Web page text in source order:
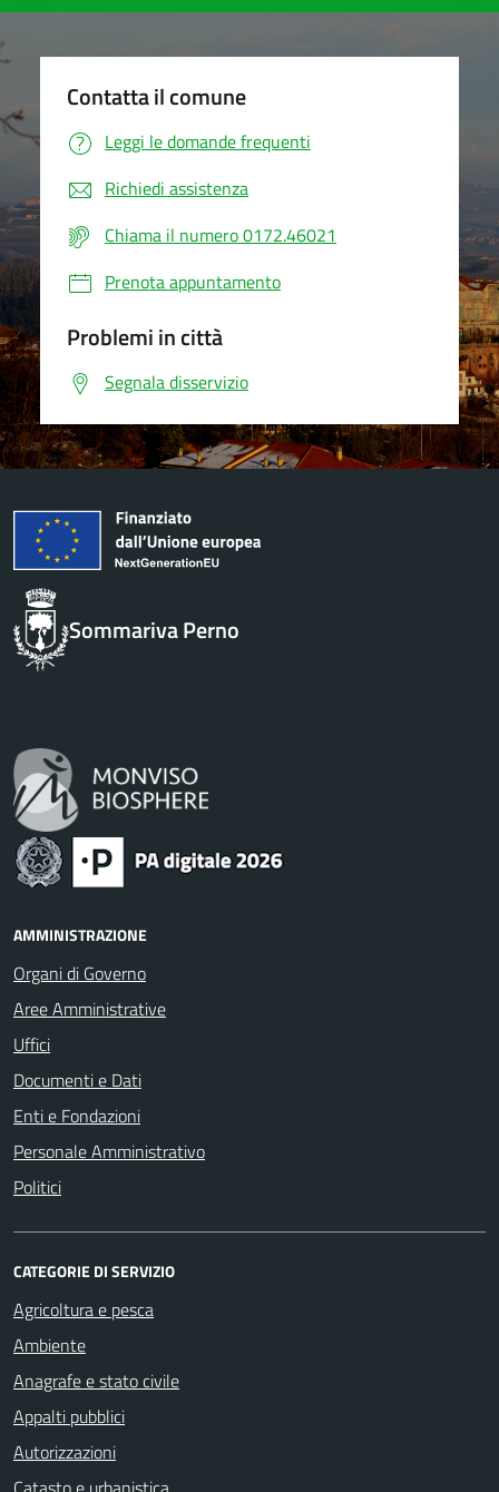
Contatta il comune
Leggi le domande frequenti
Richiedi assistenza
Chiama il numero 0172.46021
Prenota appuntamento
Problemi in città
Segnala disservizio
Sommariva Perno
AMMINISTRAZIONE
Organi di Governo
Aree Amministrative
Uffici
Documenti e Dati
Enti e Fondazioni
Personale Amministrativo
Politici
CATEGORIE DI SERVIZIO
Agricoltura e pesca
Ambiente
Anagrafe e stato civile
Appalti pubblici
Autorizzazioni